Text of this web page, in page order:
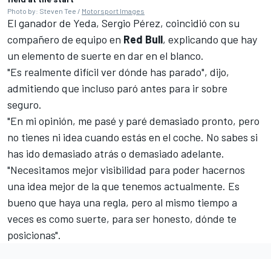
Photo by: Steven Tee / Motorsport Images
El ganador de Yeda, Sergio Pérez, coincidió con su
compañero de equipo en Red Bull, explicando que hay
un elemento de suerte en dar en el blanco.
"Es realmente difícil ver dónde has parado", dijo,
admitiendo que incluso paró antes para ir sobre
seguro.
"En mi opinión, me pasé y paré demasiado pronto, pero
no tienes ni idea cuando estás en el coche. No sabes si
has ido demasiado atrás o demasiado adelante.
"Necesitamos mejor visibilidad para poder hacernos
una idea mejor de la que tenemos actualmente. Es
bueno que haya una regla, pero al mismo tiempo a
veces es como suerte, para ser honesto, dónde te
posicionas".